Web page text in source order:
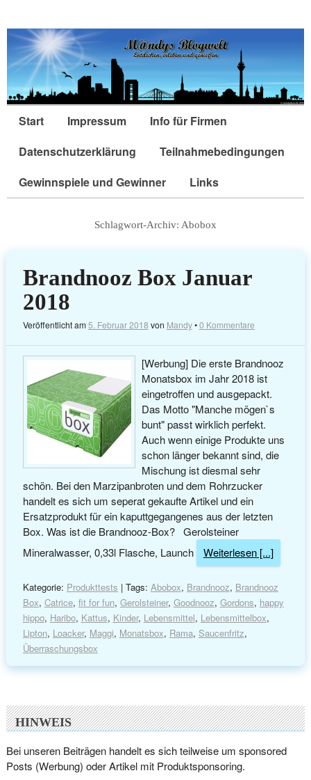
Start Impressum
Info für Firmen
Datenschutzerklärung
Teilnahmebedingungen
Gewinnspiele und Gewinner
Links
Schlagwort-Archiv: Abobox
Brandnooz Box Januar
2018
Veröffentlicht am5. Februar 2018 von Mandy•0 Kommentare
[Werbung] Die erste Brandnooz
Monatsbox im Jahr 2018 ist
eingetroffen und ausgepackt.
Das Motto "Manche mögen`s
bunt" passt wirklich perfekt.
Auch wenn einige Produkte uns
schon länger bekannt sind, die
Mischung ist diesmal sehr
schön. Bei den Marzipanbroten und dem Rohrzucker
handelt es sich um seperat gekaufte Artikel und ein
Ersatzprodukt für ein kaputtgegangenes aus der letzten
Box. Was ist die Brandnooz-Box? Gerolsteiner
Mineralwasser, 0,33l Flasche, Launch
Weiterlesen [...]
Kategorie: Produkttests | Tags: Abobox, Brandnooz, Brandnooz
Box, Catrice, fit for fun, Gerolsteiner, Goodnooz, Gordons, happy
hippo, Haribo, Kattus, Kinder, Lebensmittel, Lebensmittelbox,
Lipton, Loacker, Maggi, Monatsbox, Rama, Saucenfritz,
Überraschungsbox
HINWEIS
Bei unseren Beiträgen handelt es sich teilweise um sponsored
Posts (Werbung) oder Artikel mit Produktsponsoring.